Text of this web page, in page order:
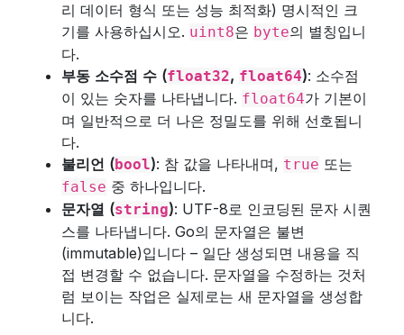
리 데이터 형식 또는 성능 최적화) 명시적인 크
기를 사용하십시오. uint8은 byte의 별칭입니
다.
부동 소수점 수 (float32, float64): 소수점
이 있는 숫자를 나타냅니다. float64가 기본이
며 일반적으로 더 나은 정밀도를 위해 선호됩니
다.
불리언 (bool): 참 값을 나타내며, true 또는
false 중 하나입니다.
문자열 (string): UTF-8로 인코딩된 문자 시퀀
스를 나타냅니다. Go의 문자열은 불변
(immutable)입니다 – 일단 생성되면 내용을 직
접 변경할 수 없습니다. 문자열을 수정하는 것처
럼 보이는 작업은 실제로는 새 문자열을 생성합
니다.